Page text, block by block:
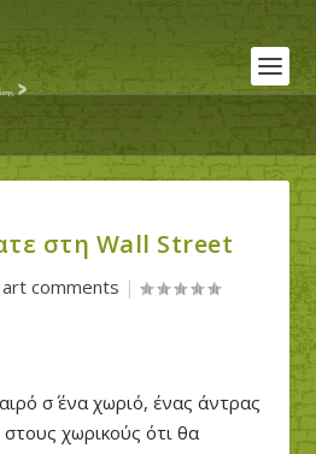
στη Wall Street
art comments |
σ΄ ένα χωριό, ένας άντρας
χωρικούς ότι θα